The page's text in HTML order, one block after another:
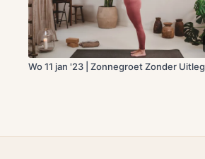
Wo 11 jan '23 | Zonnegroet Zonder Uitleg